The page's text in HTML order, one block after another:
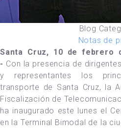
Blog
Notas de
Santa Cruz, 10 de febrero
- Con la presencia de
y representantes los
transporte de Santa Cruz, la
Fiscalización de
ha inaugurado este lunes el
en la Terminal Bimodal de la